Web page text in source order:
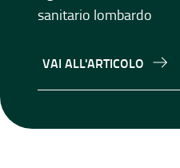
sanitario lombardo
VAI ALL'ARTICOLO